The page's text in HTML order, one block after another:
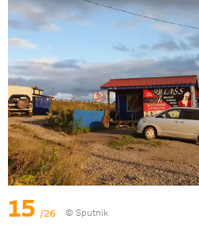
15 /26 © Sputnik